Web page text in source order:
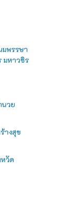
มพรรษา
มหาวชิร
นวย
างสุข
วัด